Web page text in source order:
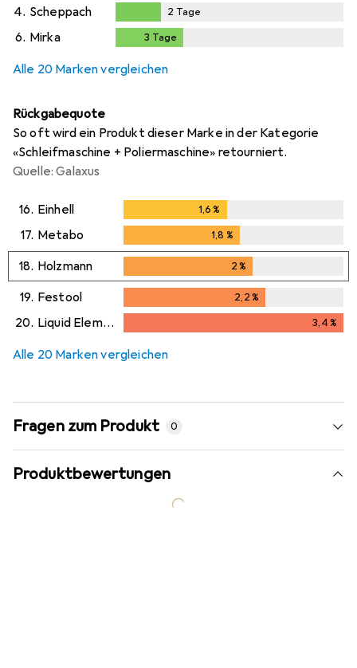
4. Scheppach
2Tage
2 Tage
6. Mirka 3 Tage
Alle 20 Marken vergleichen
Rückgabequote
So oft wird ein Produkt dieser Marke in der Kategorie
«Schleifmaschine + Poliermaschine» retourniert.
Quelle: Galaxus
16. Einhell 1,6%
17. Metabo 1,8 %
18. Holzmann 2%
19. Festool 2,2%
20. Liquid Elements 3,4%
Alle 20 Marken vergleichen
Fragen zum Produkt 0
Produktbewertungen